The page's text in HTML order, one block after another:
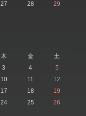
27 28
29
木 金
土
3 4
5
10 11
12
17 18
19
24 25
26